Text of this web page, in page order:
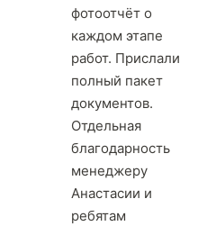
фотоотчёт о
каждом этапе
работ. Прислали
полный пакет
документов.
Отдельная
благодарность
менеджеру
Анастасии и
ребятам